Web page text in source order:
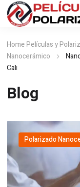
Home Películas y
Nanocerámico
Cali
Blog
Polarizado